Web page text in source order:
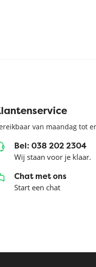
van maandag tot
Bel: 038 202 2304
Wij staan voor je klaar.
Chat met ons
Start een chat